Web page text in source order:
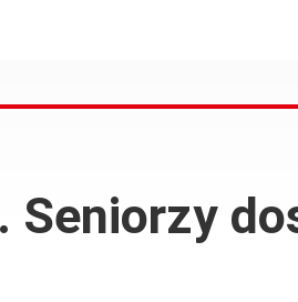
Seniorzy